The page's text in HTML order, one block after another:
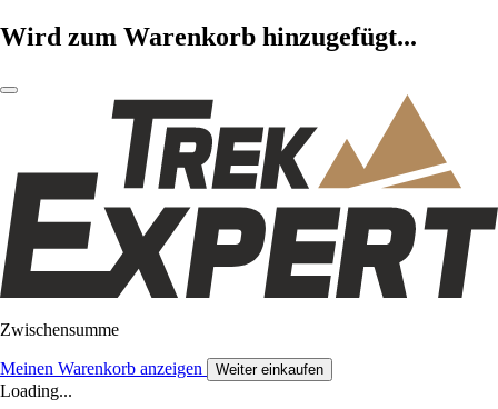
Wird zum Warenkorb hinzugefügt...
Zwischensumme
Meinen Warenkorb anzeigen Weiter einkaufen
Loading...